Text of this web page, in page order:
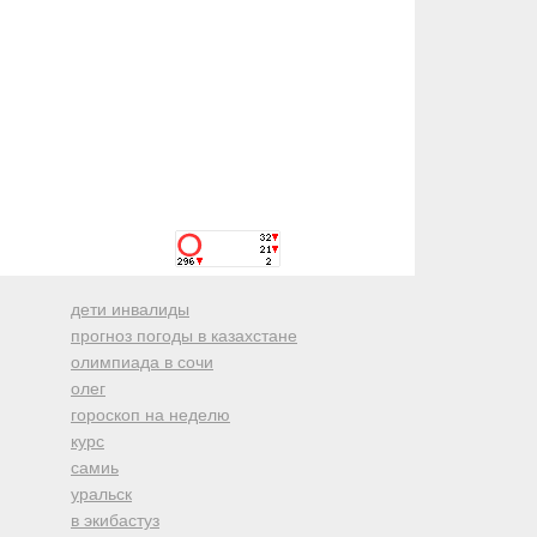
дети инвалиды
прогноз погоды в казахстане
олимпиада в сочи
олег
гороскоп на неделю
курс
самиь
уральск
в экибастуз